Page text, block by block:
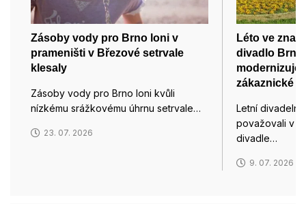
Zásoby vody pro Brno loni v
prameništi v Březové setrvale
klesaly
Zásoby vody pro Brno loni kvůli
nízkému srážkovému úhrnu setrvale…
23. 07. 2026
Léto ve
divadlo Brno
modernizuje
zákaznické
Letní divadelní
považovali v
divadle…
9. 07. 2026